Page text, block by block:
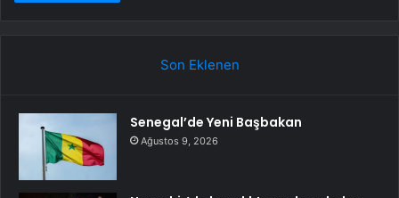
Son Eklenen
Senegal’de Yeni Başbakan
Ağustos 9, 2026